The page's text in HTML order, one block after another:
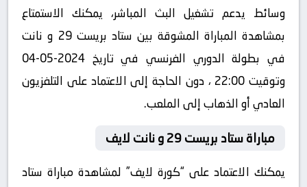
وسائط يدعم تشغيل البث المباشر، يمكنك الاستمتاع
بمشاهدة المباراة المشوقة بين ستاد بريست 29 و نانت
في بطولة الدوري الفرنسي في تاريخ 2024-05-04
وتوقيت 22:00 ، دون الحاجة إلى الاعتماد على التلفزيون
العادي أو الذهاب إلى الملعب.
مباراة ستاد بريست 29 و نانت لايف
يمكنك الاعتماد على “كورة لايف” لمشاهدة مباراة ستاد